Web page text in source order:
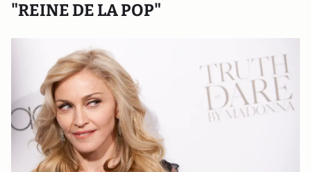
"REINE DE LA POP"